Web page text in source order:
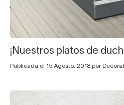
¡Nuestros platos de
Publicada el 15 Agosto, 2018 por